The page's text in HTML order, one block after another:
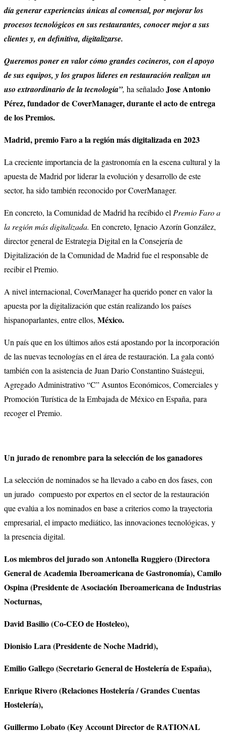
día generar experiencias únicas al comensal, por mejorar los
procesos tecnológicos en sus restaurantes, conocer mejor a sus
clientes y, en definitiva, digitalizarse.
Queremos poner en valor cómo grandes cocineros, con el apoyo
de sus equipos, y los grupos líderes en restauración realizan un
uso extraordinario de la tecnología”, ha señaladoJose Antonio
Pérez, fundador de CoverManager, durante el acto de entrega
de los Premios.
Madrid, premio Faro a la región más digitalizada en 2023
La creciente importancia de la gastronomía en la escena cultural y la
apuesta de Madrid por liderar la evolución y desarrollo de este
sector, ha sido también reconocido por CoverManager.
En concreto, la Comunidad de Madrid ha recibido el Premio Faro a
la región más digitalizada. En concreto, Ignacio Azorín González,
director general de Estrategia Digital en la Consejería de
Digitalización de la Comunidad de Madrid fue el responsable de
recibir el Premio.
A nivel internacional, CoverManager ha querido poner en valor la
apuesta por la digitalización que están realizando los países
hispanoparlantes, entre ellos, México.
Un país que en los últimos años está apostando por la incorporación
de las nuevas tecnologías en el área de restauración. La gala contó
también con la asistencia de Juan Dario Constantino Suástegui,
Agregado Administrativo “C” Asuntos Económicos, Comerciales y
Promoción Turística de la Embajada de México en España, para
recoger el Premio.
Un jurado de renombre para la selección de los ganadores
La selección de nominados se ha llevado a cabo en dos fases, con
un jurado compuesto por expertos en el sector de la restauración
que evalúa a los nominados en base a criterios como la trayectoria
empresarial, el impacto mediático, las innovaciones tecnológicas, y
la presencia digital.
Los miembros del jurado son Antonella Ruggiero (Directora
General de Academia Iberoamericana de Gastronomía), Camilo
Ospina (Presidente de Asociación Iberoamericana de Industrias
Nocturnas,
David Basilio (Co-CEO de Hosteleo),
Dionisio Lara (Presidente de Noche Madrid),
Emilio Gallego (Secretario General de Hostelería de España),
Enrique Rivero (Relaciones Hostelería / Grandes Cuentas
Hostelería),
Guillermo Lobato (Key Account Director de RATIONAL